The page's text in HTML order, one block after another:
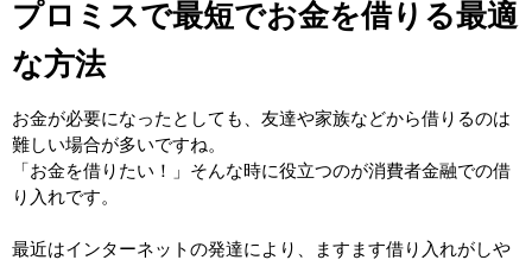
プロミスで最短でお金を借りる最適
な方法
お金が必要になったとしても、友達や家族などから借りるのは
難しい場合が多いですね。
「お金を借りたい！」そんな時に役立つのが消費者金融での借
り入れです。
最近はインターネットの発達により、ますます借り入れがしや